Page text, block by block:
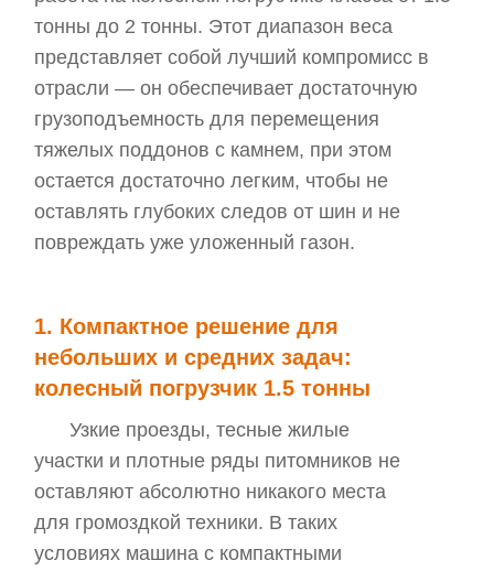
тонны до 2 тонны. Этот диапазон веса
представляет собой лучший компромисс в
отрасли — он обеспечивает достаточную
грузоподъемность для перемещения
тяжелых поддонов с камнем, при этом
остается достаточно легким, чтобы не
оставлять глубоких следов от шин и не
повреждать уже уложенный газон.
1. Компактное решение для
небольших и средних задач:
колесный погрузчик 1.5 тонны
Узкие проезды, тесные жилые
участки и плотные ряды питомников не
оставляют абсолютно никакого места
для громоздкой техники. В таких
условиях машина с компактными